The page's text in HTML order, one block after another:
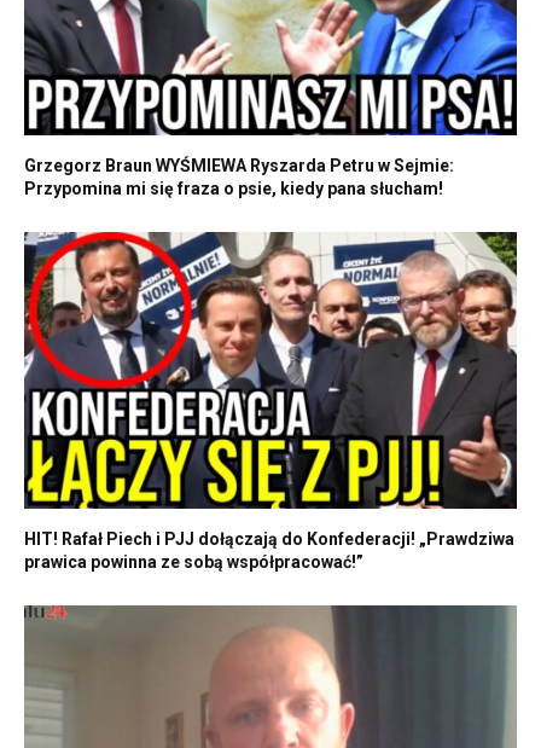
Grzegorz Braun WYŚMIEWA Ryszarda Petru w Sejmie:
Przypomina mi się fraza o psie, kiedy pana słucham!
HIT! Rafał Piech i PJJ dołączają do Konfederacji! „Prawdziwa
prawica powinna ze sobą współpracować!”